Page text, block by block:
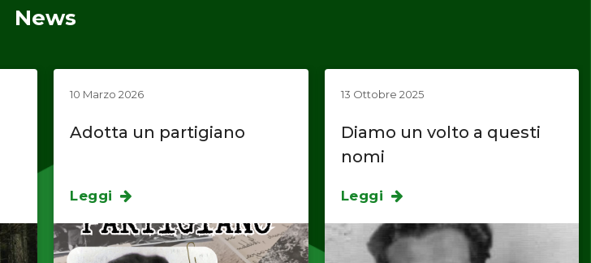
News
10 Marzo 2026
Adotta un partigiano
Leggi
13 Ottobre 2025
Diamo un volto a questi
nomi
Leggi